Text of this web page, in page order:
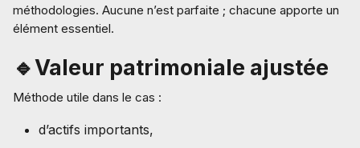
méthodologies. Aucune n’est parfaite ; chacune apporte un
élément essentiel.
🔹Valeur patrimoniale ajustée
Méthode utile dans le cas :
d’actifs importants,